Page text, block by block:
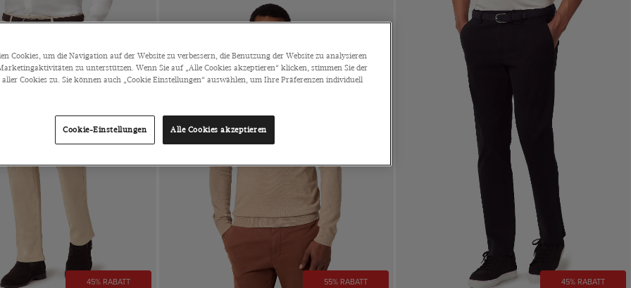
45% RABATT 55% RABATT 45% RABATT
Cookies, um die Navigation auf der Website zu verbessern, die Benutzung der Website zu analysieren
zu unterstützen. Wenn Sie auf „Alle Cookies akzeptieren“ klicken, stimmen Sie der
Cookies zu. Sie können auch „Cookie Einstellungen“ auswählen, um Ihre Präferenzen individuell
Cookie-Einstellungen Alle Cookies akzeptieren